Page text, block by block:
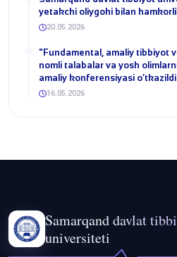
yetakchi oliygohi bilan
20.05.2026
​"Fundamental, amaliy tibbiyot
nomli talabalar va yosh
amaliy konferensiyasi o‘tkazildi
16.05.2026
Samarqand davlat
universiteti